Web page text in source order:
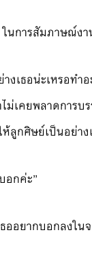
นการสัมภาษณ์ง
งเธอน่ะเหรอทำ
ไม่เคยพลาดการ
ลูกศิษย์เป็นอย่าง
อกค่ะ”
ออยากบอกลงใ